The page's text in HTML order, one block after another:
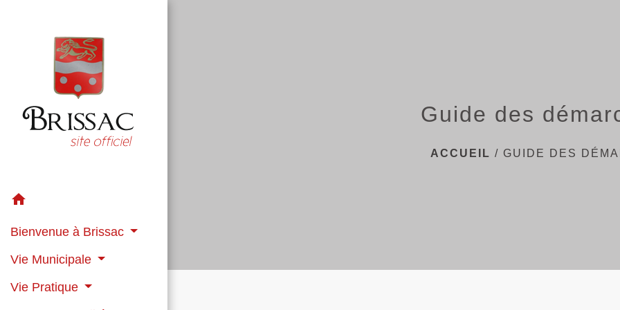
home
Bienvenue à Brissac
Vie Municipale
Vie Pratique
Guide des
ACCUEIL / GUIDE DES